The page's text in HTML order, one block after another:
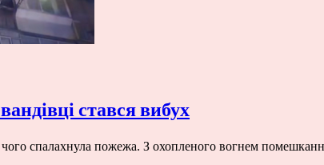
стався вибух
чого спалахнула пожежа. З охопленого вогнем